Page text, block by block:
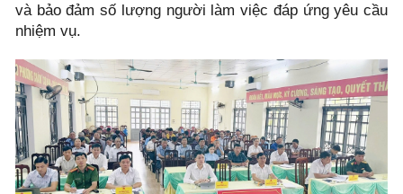
và bảo đảm số lượng người làm việc đáp ứng yêu cầu
nhiệm vụ.